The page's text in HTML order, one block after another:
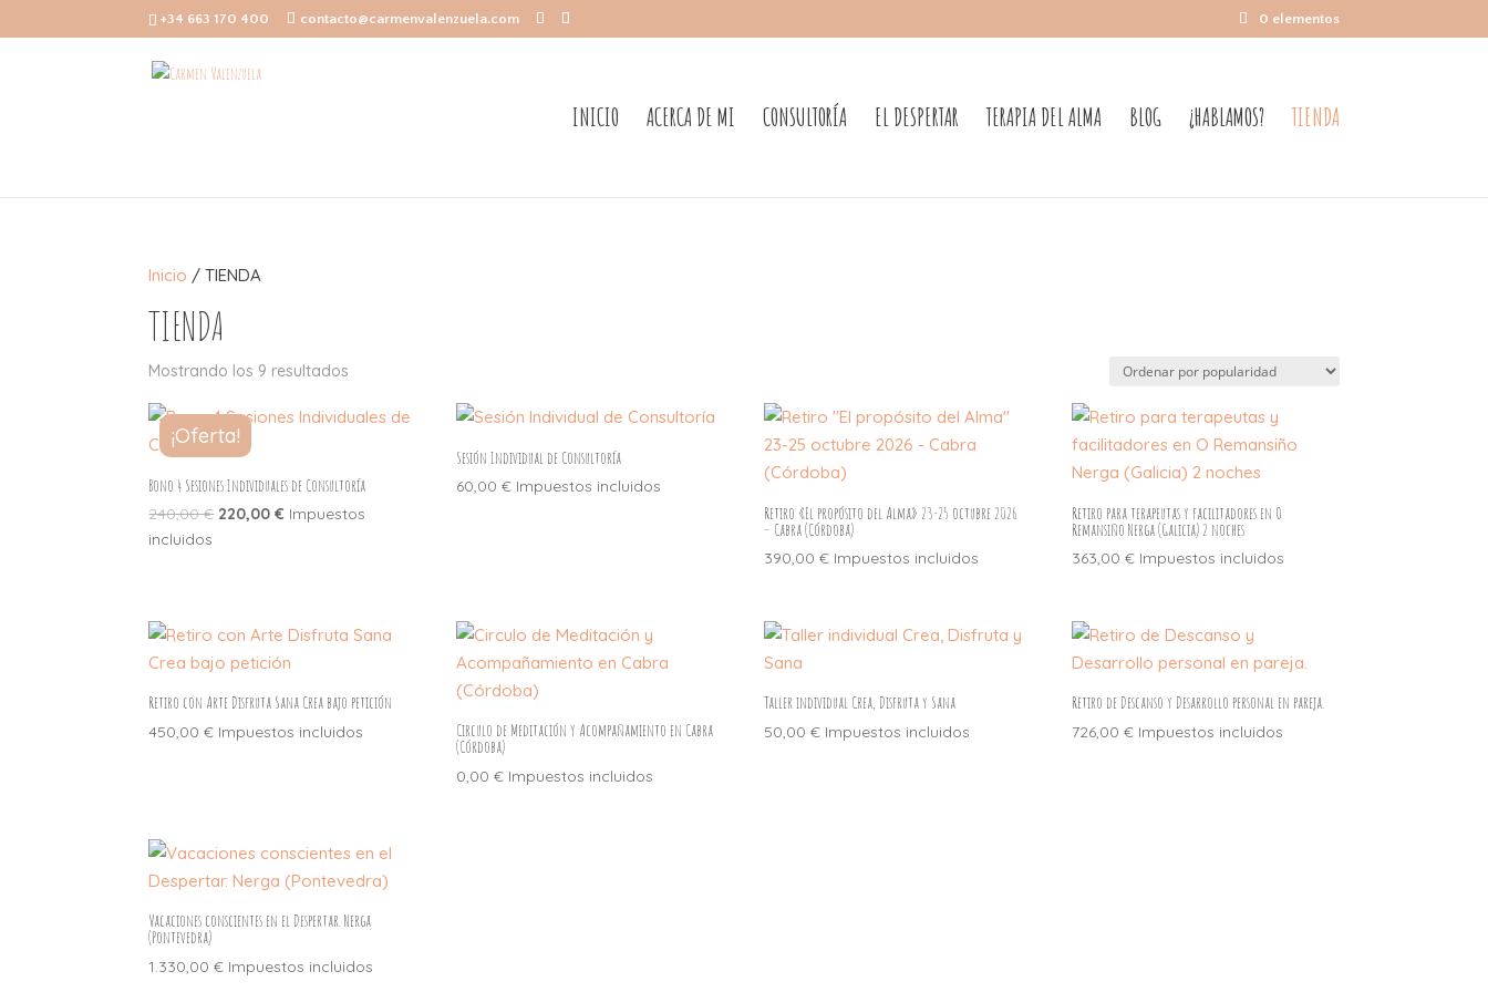
+34 663 170 400 contacto@carmenvalenzuela.com 0 elementos
INICIO ACERCA DE MI CONSULTORÍA EL DESPERTAR TERAPIA DEL ALMA BLOG ¿HABLAMOS? TIENDA
Inicio / TIENDA
TIENDA
Mostrando los 9 resultados
popularidad
¡Oferta!
Bono 4 Sesiones Individuales de Consultoría
240,00€ El
220,00€ El
Impuestos
incluidos
Sesión Individual de Consultoría
60,00€ Impuestos incluidos
Retiro «El propósito del Alma» 23-25 octubre 2026
– Cabra (Córdoba)
390,00€ Impuestos incluidos
Retiro para terapeutas y facilitadores en O
Remansiño Nerga (Galicia) 2 noches
363,00€ Impuestos incluidos
Retiro con Arte Disfruta Sana Crea bajo petición
450,00€ Impuestos incluidos Circulo de Meditación y Acompañamiento en Cabra
(Córdoba)
0,00€ Impuestos incluidos
Taller individual Crea, Disfruta y Sana
50,00€ Impuestos incluidos
Retiro de Descanso y Desarrollo personal en pareja.
726,00€ Impuestos incluidos
Vacaciones conscientes en el Despertar. Nerga
(Pontevedra)
1.330,00€ Impuestos incluidos